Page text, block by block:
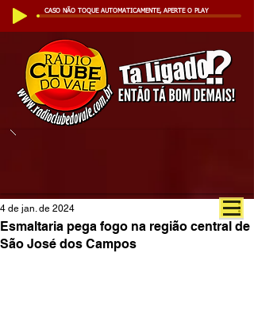
CASO NÃO TOQUE AUTOMATICAMENTE, APERTE O PLAY
Esmaltaria pega fogo na região central de
São José dos Campos
4 de jan. de 2024